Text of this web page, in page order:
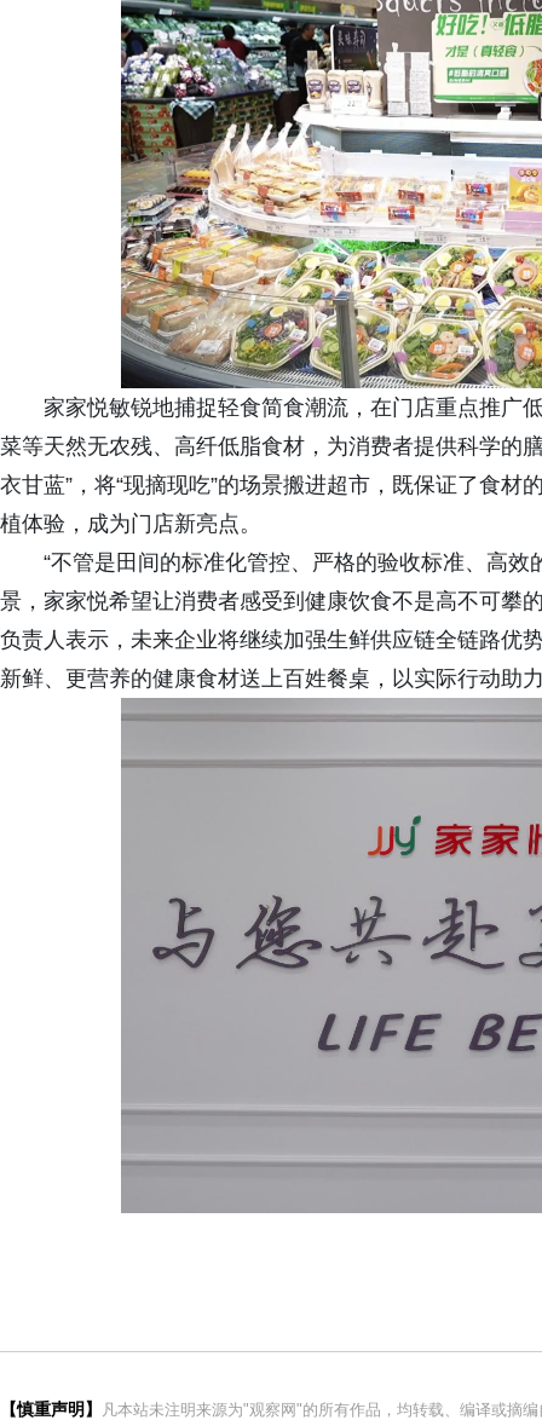
家家悦敏锐地捕捉轻食简食潮流，在门店重点推广
菜等天然无农残、高纤低脂食材，为消费者提供科学的
衣甘蓝”，将“现摘现吃”的场景搬进超市，既保证了食
植体验，成为门店新亮点。
“不管是田间的标准化管控、严格的验收标准、高
景，家家悦希望让消费者感受到健康饮食不是高不可攀
负责人表示，未来企业将继续加强生鲜供应链全链路优
新鲜、更营养的健康食材送上百姓餐桌，以实际行动助
【慎重声明】
凡本站未注明来源为"观察网"的所有作品，均转载、编译或摘